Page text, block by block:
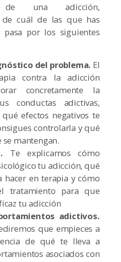
una adicción,
de cuál de las que has
por los siguientes
del problema. El
contra la adicción
concretamente la
conductas adictivas,
efectos negativos te
controlarla y qué
se mantengan.
Te explicamos cómo
tu adicción, qué
hacer en terapia y cómo
tratamiento para que
tu adicción
adictivos.
que empieces a
de qué te lleva a
asociados con